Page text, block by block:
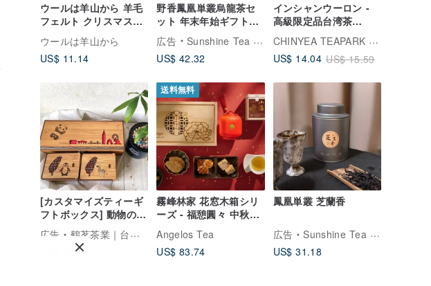
ウールは羊山から 羊毛
フェルト クリスマスギ
フト フルーツティーギ
フト プレゼント交換
ウールは羊山から
US$ 11.14
野香鳳凰単叢烏龍茶セ
ット 年末年始ギフトボ
ックス
広告
Sunshine Tea Collection
US$ 42.32
インシャンウーロン -
高級限定品台湾茶
No.20 香り烏龍
CHINYEA TEAPARK 沁意茶苑
US$ 14.04 US$ 15.59
[カスタマイズティーギ
フトボックス] 動物の宝
箱 | 迎香烏龍茶台湾ギ
フト | カスタマイズ彫
広告
鶴茗茶業｜台湾茶・烏龍茶専門店
US$ 48.96
送料無料
霧峰林家 花窓木箱シリ
ーズ - 福憩圓々 中秋チ
ャリティギフトボック
ス 法人向けカスタマイ
ズ、ESG 対応
Angelos Tea
US$ 83.74
鳳凰単叢 芝蘭香
広告
Sunshine Tea Collection
US$ 31.18